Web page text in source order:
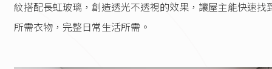
紋搭配長虹玻璃，創造透光不透視的效果，讓屋主能快速找
所需衣物，完整日常生活所需。